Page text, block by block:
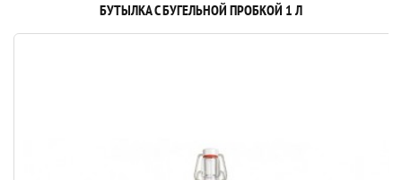
БУТЫЛКА С БУГЕЛЬНОЙ ПРОБКОЙ 1 Л